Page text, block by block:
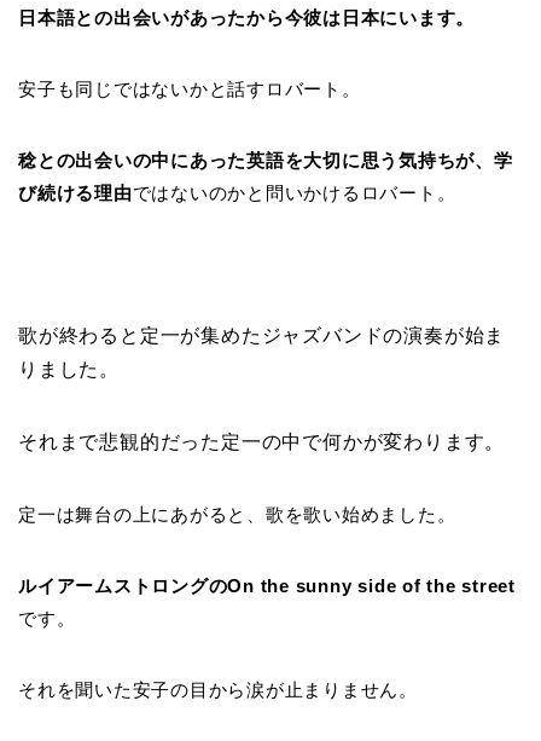
日本語との出会いがあったから今彼は日本にいます。
安子も同じではないかと話すロバート。
稔との出会いの中にあった英語を大切に思う気持ちが、学
び続ける理由ではないのかと問いかけるロバート。
歌が終わると定一が集めたジャズバンドの演奏が始ま
りました。
それまで悲観的だった定一の中で何かが変わります。
定一は舞台の上にあがると、歌を歌い始めました。
ルイアームストロングのOn the sunny side of the street
です。
それを聞いた安子の目から涙が止まりません。